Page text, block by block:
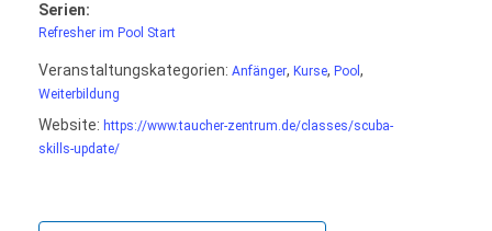
Serien:
Refresher im Pool Start
Veranstaltungskategorien: Anfänger, Kurse, Pool ,
Weiterbildung
Website: https://www.taucher-zentrum.de/classes/scuba-
skills-update/